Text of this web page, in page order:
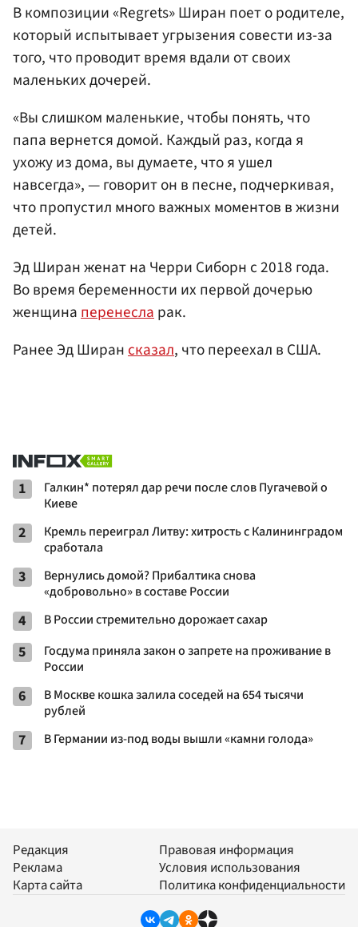
В композиции «Regrets» Ширан поет о родителе,
который испытывает угрызения совести из-за
того, что проводит время вдали от своих
маленьких дочерей.
«Вы слишком маленькие, чтобы понять, что
папа вернется домой. Каждый раз, когда я
ухожу из дома, вы думаете, что я ушел
навсегда», — говорит он в песне, подчеркивая,
что пропустил много важных моментов в жизни
детей.
Эд Ширан женат на Черри Сиборн с 2018 года.
Во время беременности их первой дочерью
женщинаперенесларак.
Ранее Эд Ширансказал, что переехал в США.
1
Галкин* потерял дар речи после слов Пугачевой о
Киеве
2
Кремль переиграл Литву: хитрость с Калининградом
сработала
3
Вернулись домой? Прибалтика снова
«добровольно» в составе России
4 В России стремительно дорожает сахар
5
Госдума приняла закон о запрете на проживание в
России
6
В Москве кошка залила соседей на 654 тысячи
рублей
7 В Германии из-под воды вышли «камни голода»
Редакция
Реклама
Карта сайта
Правовая информация
Условия использования
Политика конфиденциальности